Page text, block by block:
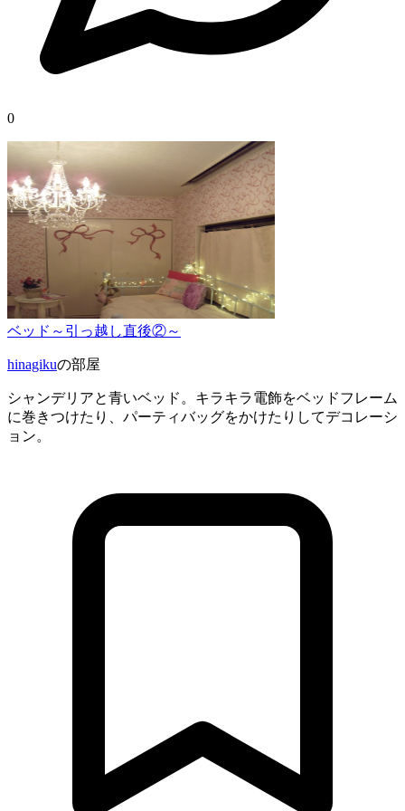
0
ベッド～引っ越し直後②～
hinagikuの部屋
シャンデリアと青いベッド。キラキラ電飾をベッドフレーム
に巻きつけたり、パーティバッグをかけたりしてデコレーシ
ョン。